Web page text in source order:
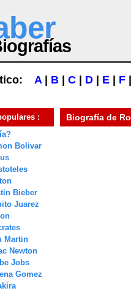
A| B C D E F
:
Bolivar
Bieber
Juarez
Martin
Newton
Jobs
Gomez
Biografía de